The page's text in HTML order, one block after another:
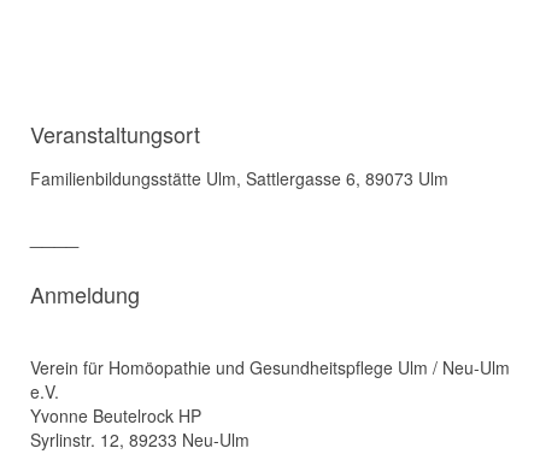
Veranstaltungsort
Familienbildungsstätte Ulm, Sattlergasse 6, 89073 Ulm
Anmeldung
Verein für Homöopathie und Gesundheitspflege Ulm / Neu-Ulm
e.V.
Yvonne Beutelrock HP
Syrlinstr. 12, 89233 Neu-Ulm